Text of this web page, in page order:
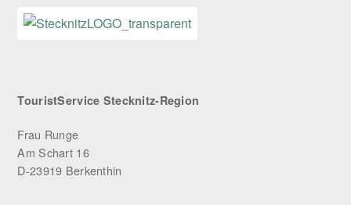
TouristService Stecknitz-Region
Frau Runge
Am Schart 16
D-23919 Berkenthin